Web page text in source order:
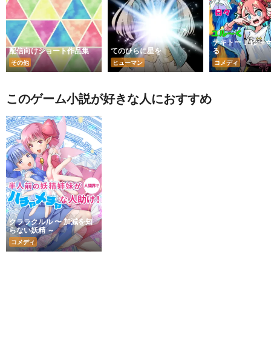
配信向けショート作品集
その他
てのひらに星を
ヒューマン
テキトー！ ゆ～
る
コメディ
このゲーム小説が好きな人におすすめ
クララクルル 〜 加減を知
らない妖精 ～
コメディ